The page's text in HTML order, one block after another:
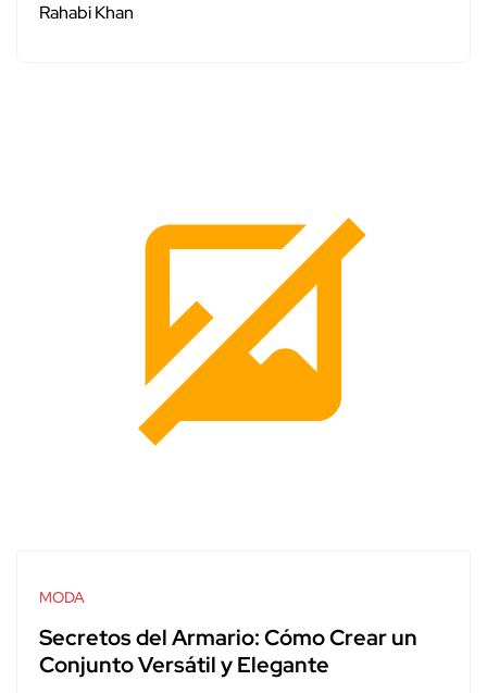
Rahabi Khan
MODA
Secretos del Armario: Cómo Crear un
Conjunto Versátil y Elegante